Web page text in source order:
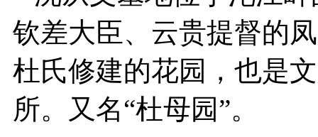
钦差大臣、云贵提督的
杜氏修建的花园，也是
所。又名“杜母园”。